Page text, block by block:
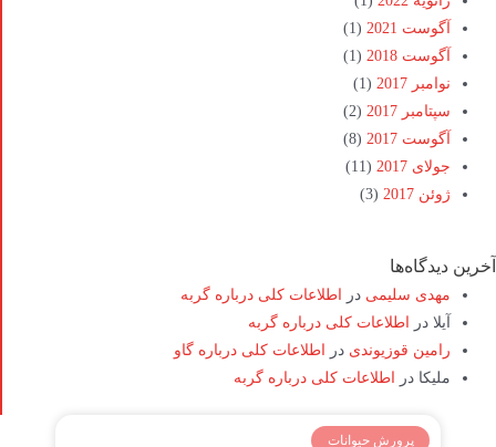
آگوست 2021
(1)
آگوست 2018
(1)
نوامبر 2017
(1)
سپتامبر 2017
(2)
آگوست 2017
(8)
جولای 2017
(11)
ژوئن 2017
(3)
آخرین دیدگاه‌ها
مهدی سلیمی در
اطلاعات کلی درباره گربه
آیلا در
اطلاعات کلی درباره گربه
رامین قوزیوندی در
اطلاعات کلی درباره گاو
ملیکا در اطلاعات کلی درباره گربه
پرورش حیوانات